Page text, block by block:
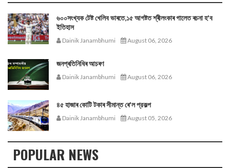
৬০০সংখ্যক টেষ্ট খেলিব ভাৰতে,১৫ আগষ্টত শ্ৰীলংকাৰ গালেত ৰচনা হ'ব
ইতিহাস
Dainik Janambhumi August 06, 2026
জনপ্ৰতিনিধিৰ আচৰণ
Dainik Janambhumi August 06, 2026
৪৫ হাজাৰ কোটি টকাৰ সীমান্ত ৰে'ল প্রকল্প
Dainik Janambhumi August 05, 2026
POPULAR NEWS